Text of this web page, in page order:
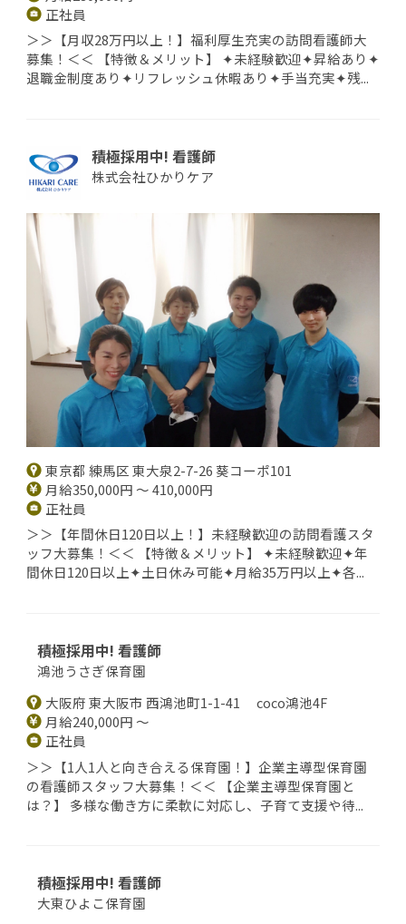
正社員
＞＞【月収28万円以上！】福利厚生充実の訪問看護師大
募集！＜＜ 【特徴＆メリット】 ✦未経験歓迎✦昇給あり✦
退職金制度あり✦リフレッシュ休暇あり✦手当充実✦残...
積極採用中! 看護師
株式会社ひかりケア
東京都 練馬区 東大泉2-7-26 葵コーポ101
月給350,000円 ～ 410,000円
正社員
＞＞【年間休日120日以上！】未経験歓迎の訪問看護スタ
ッフ大募集！＜＜ 【特徴＆メリット】 ✦未経験歓迎✦年
間休日120日以上✦土日休み可能✦月給35万円以上✦各...
積極採用中! 看護師
鴻池うさぎ保育園
大阪府 東大阪市 西鴻池町1-1-41 coco鴻池4F
月給240,000円 ～
正社員
＞＞【1人1人と向き合える保育園！】企業主導型保育園
の看護師スタッフ大募集！＜＜ 【企業主導型保育園と
は？】 多様な働き方に柔軟に対応し、子育て支援や待...
積極採用中! 看護師
大東ひよこ保育園